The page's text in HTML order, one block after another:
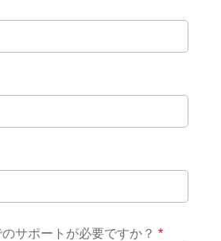
サポートが必要ですか？ *